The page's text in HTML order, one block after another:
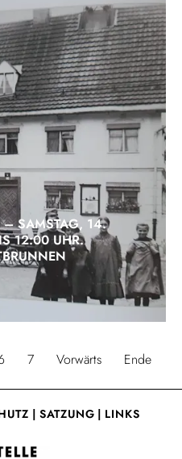
– SAMSTAG, 14.
12:00 UHR.
7 Vorwärts Ende
| SATZUNG | LINKS